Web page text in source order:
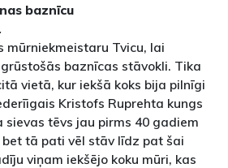
baznīcu
mūrniekmeistaru Tvicu, lai
baznīcas stāvokli. Tika
vietā, kur iekšā koks bija pilnīgi
Kristofs Ruprehta kungs
sievas tēvs jau pirms 40 gadiem
tā pati vēl stāv līdz pat šai
viņam iekšējo koku mūri, kas